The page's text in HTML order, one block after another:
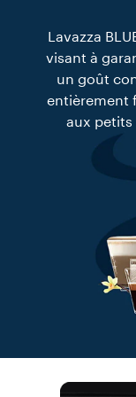
Lavazza
visant à
un goût
entièrement
aux petits